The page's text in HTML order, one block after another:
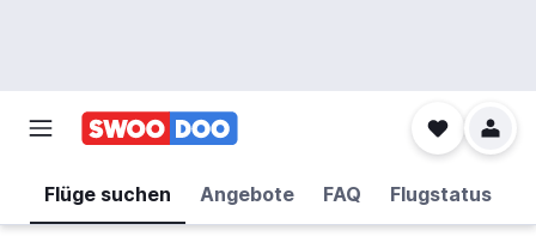
Flüge suchen Angebote FAQ Flugstatus